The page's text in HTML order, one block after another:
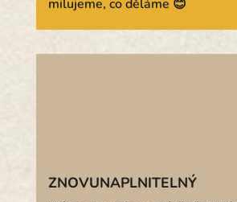
milujeme, co děláme 😊
ZNOVUNAPLNITELNÝ